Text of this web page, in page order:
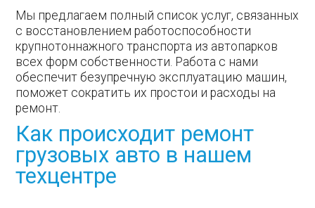
Мы предлагаем полный список услуг, связанных
с восстановлением работоспособности
крупнотоннажного транспорта из автопарков
всех форм собственности. Работа с нами
обеспечит безупречную эксплуатацию машин,
поможет сократить их простои и расходы на
ремонт.
Как происходит ремонт
грузовых авто в нашем
техцентре